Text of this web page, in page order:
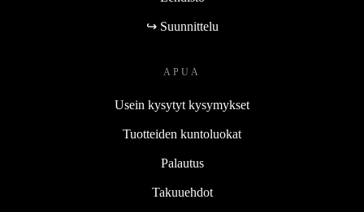
↪ Suunnittelu
APUA
Usein kysytyt kysymykset
Tuotteiden kuntoluokat
Palautus
Takuuehdot